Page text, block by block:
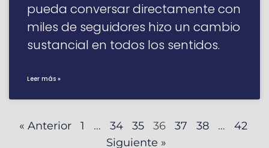
pueda conversar directamente con
miles de seguidores hizo un cambio
sustancial en todos los sentidos.
Leer más »
« Anterior 1 … 34 35 36 37 38 …
42
Siguiente »